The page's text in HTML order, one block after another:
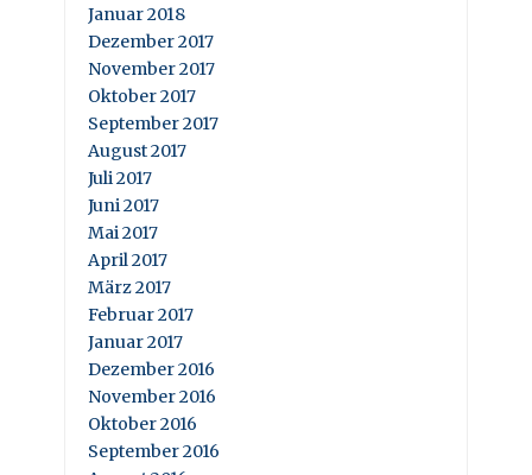
Januar 2018
Dezember 2017
November 2017
Oktober 2017
September 2017
August 2017
Juli 2017
Juni 2017
Mai 2017
April 2017
März 2017
Februar 2017
Januar 2017
Dezember 2016
November 2016
Oktober 2016
September 2016